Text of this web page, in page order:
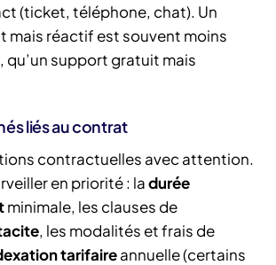
(ticket, téléphone, chat). Un
mais réactif est souvent moins
qu’un support gratuit mais
liés au contrat
contractuelles avec attention.
en priorité : ladurée
minimale, les clauses de
, les modalités et frais de
tarifaireannuelle (certains